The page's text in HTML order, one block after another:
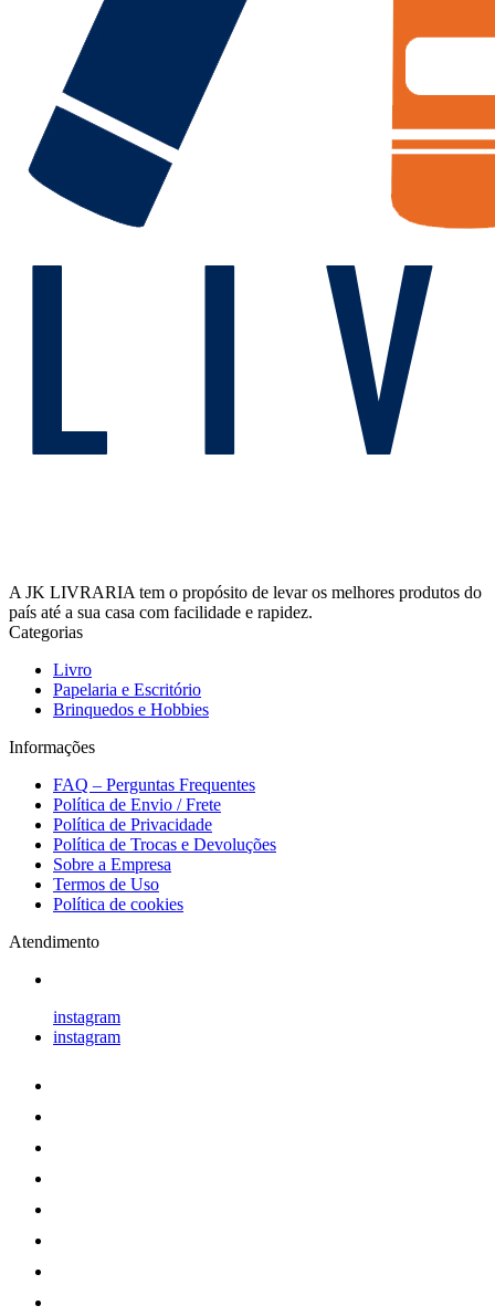
A JK LIVRARIA tem o propósito de levar os melhores produtos do
país até a sua casa com facilidade e rapidez.
Categorias
Livro
Papelaria e Escritório
Brinquedos e Hobbies
Informações
FAQ – Perguntas Frequentes
Política de Envio / Frete
Política de Privacidade
Política de Trocas e Devoluções
Sobre a Empresa
Termos de Uso
Política de cookies
Atendimento
instagram
instagram